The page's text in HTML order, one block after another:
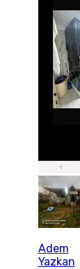
Adem
Yazkan